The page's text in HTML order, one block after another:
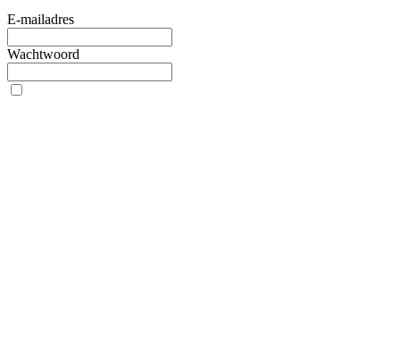
E-mailadres
Wachtwoord